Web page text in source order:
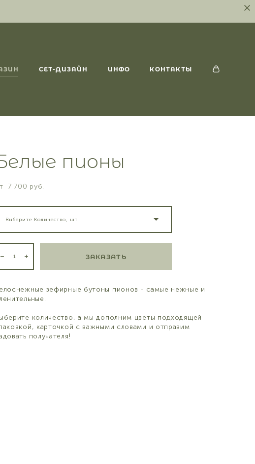
СЕТ-ДИЗАЙН ИНФО КОНТАКТЫ
пионы
7 700 pуб.
Выберите Количество, шт
ЗАКАЗАТЬ
зефирные бутоны пионов - самые нежные и
количество, а мы дополним цветы подходящей
карточкой с важными словами и отправим
получателя!